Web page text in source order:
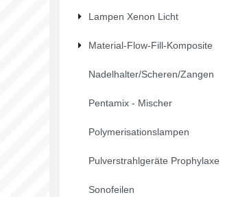
Lampen Xenon Licht
Material-Flow-Fill-Komposite
Nadelhalter/Scheren/Zangen
Pentamix - Mischer
Polymerisationslampen
Pulverstrahlgeräte Prophylaxe
Sonofeilen